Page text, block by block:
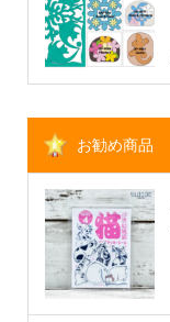
お勧め商品